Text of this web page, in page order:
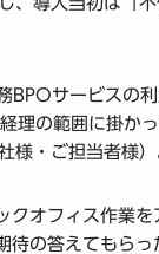
BPOサービスの
理の範囲に掛か
様・ご担当者様）
クオフィス作業
の答えてもらっ